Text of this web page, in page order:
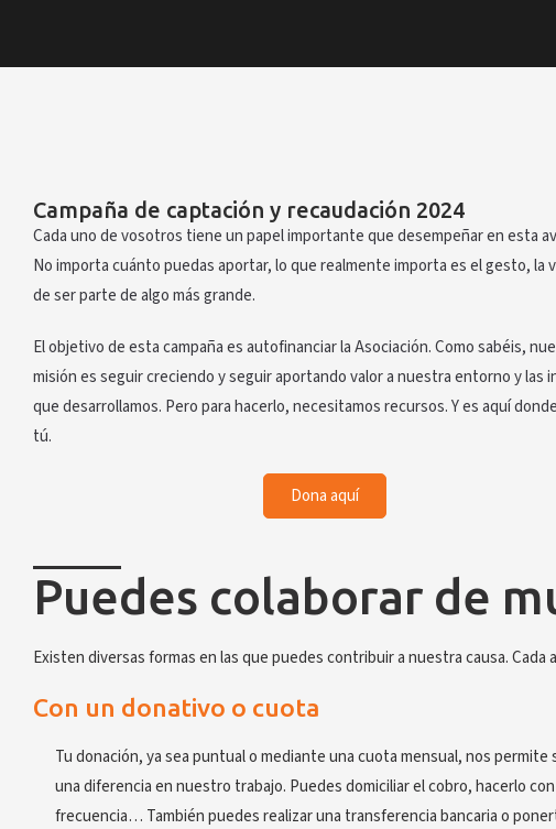
Campaña de captación y recaudación 2024
Cada uno de vosotros tiene un papel importante que desempeñar en esta
No importa cuánto puedas aportar, lo que realmente importa es el gesto, la
de ser parte de algo más grande.
El objetivo de esta campaña es autofinanciar la Asociación. Como sabéis,
misión es seguir creciendo y seguir aportando valor a nuestra entorno y las
que desarrollamos. Pero para hacerlo, necesitamos recursos. Y es aquí
tú.
Dona aquí
Puedes colaborar de
Existen diversas formas en las que puedes contribuir a nuestra causa.
Con un donativo o cuota
Tu donación, ya sea puntual o mediante una cuota mensual, nos
una diferencia en nuestro trabajo. Puedes domiciliar el cobro, hacerlo
frecuencia… También puedes realizar una transferencia bancaria o